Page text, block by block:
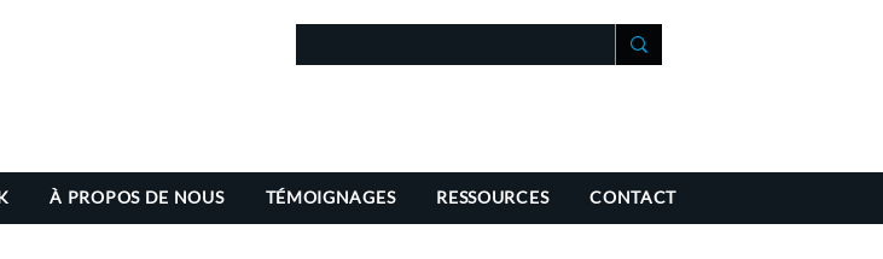
À PROPOS DE NOUS TÉMOIGNAGES RESSOURCES CONTACT